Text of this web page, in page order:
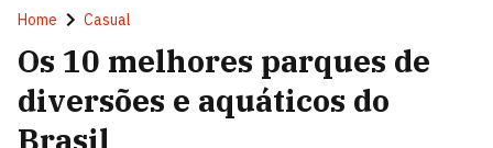
Home Casual
Os 10 melhores parques de
diversões e aquáticos do
Brasil